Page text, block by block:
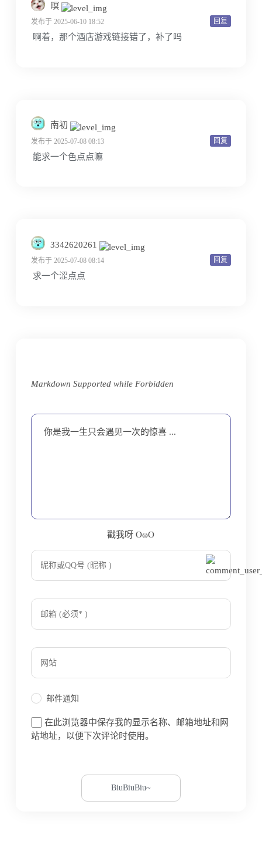
暝
回复
发布于 2025-06-10 18:52
啊着，那个酒店游戏链接错了，补了吗
南初
回复
发布于 2025-07-08 08:13
能求一个色点点嘛
3342620261
回复
发布于 2025-07-08 08:14
求一个涩点点
Markdown Supported whileForbidden
你是我一生只会遇见一次的惊喜 ...
戳我呀 OωO
(=・ω・=)
邮件通知
在此浏览器中保存我的显示名称、邮箱地址和网
站地址，以便下次评论时使用。